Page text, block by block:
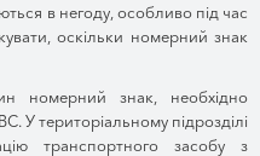
в негоду, особливо під час
оскільки номерний знак
номерний знак, необхідно
У територіальному підрозділі
транспортного засобу з